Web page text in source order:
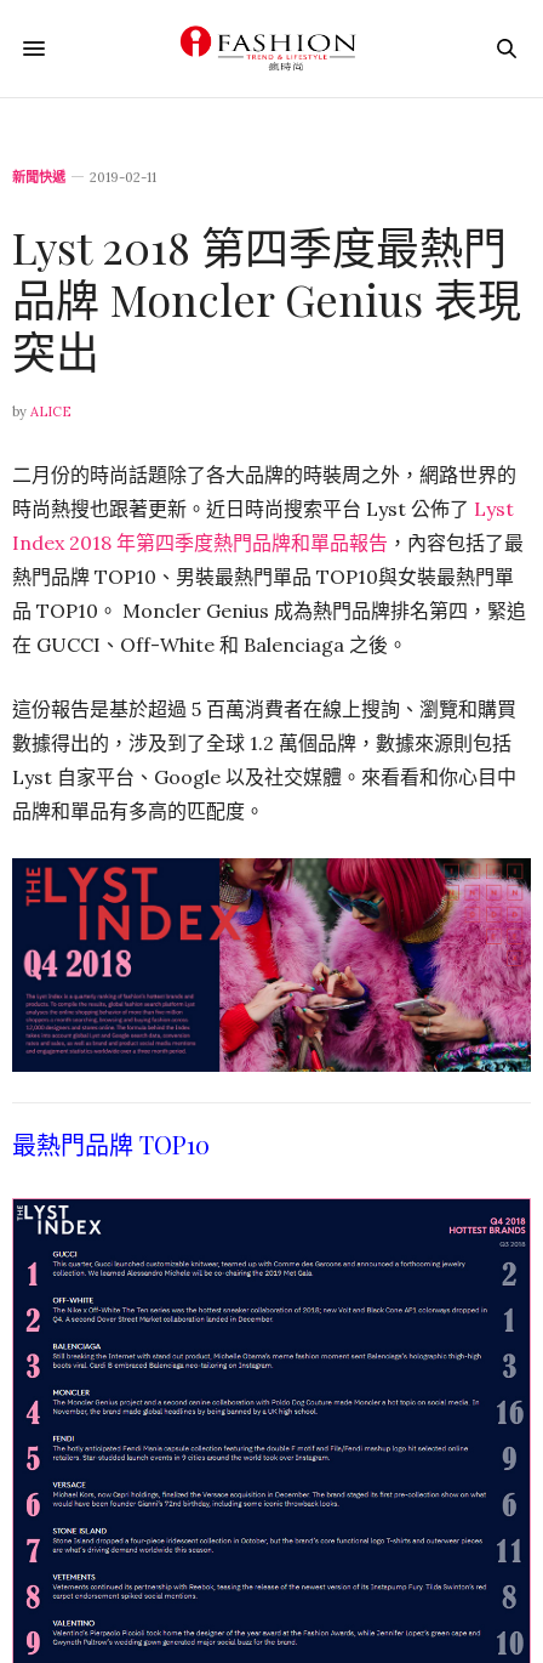
新聞快遞 2019-02-11
Lyst 2018 第四季度最熱門
品牌 Moncler Genius 表現
突出
by ALICE
二月份的時尚話題除了各大品牌的時裝周之外，網路世界的
時尚熱搜也跟著更新。近日時尚搜索平台 Lyst 公佈了 Lyst
Index 2018 年第四季度熱門品牌和單品報告 ，內容包括了最
熱門品牌 TOP10、男裝最熱門單品 TOP10與女裝最熱門單
品 TOP10。 Moncler Genius 成為熱門品牌排名第四，緊追
在 GUCCI、Off-White 和 Balenciaga 之後。
這份報告是基於超過 5 百萬消費者在線上搜詢、瀏覽和購買
數據得出的，涉及到了全球 1.2 萬個品牌，數據來源則包括
Lyst 自家平台、Google 以及社交媒體。來看看和你心目中
品牌和單品有多高的匹配度。
最熱門品牌 TOP10